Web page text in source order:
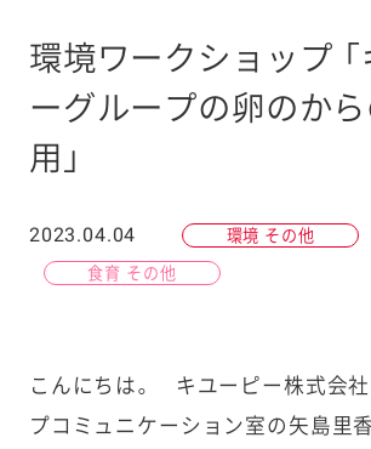
環境ワークショップ
ーグループの卵のか
用」
2023.04.04 環境 その他
食育 その他
こんにちは。 キユーピー株式会
プコミュニケーション室の矢島里香